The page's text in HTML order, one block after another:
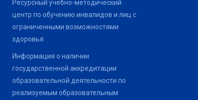
Ресурсный учебно-методический
центр по обучению инвалидов и лиц с
ограниченными возможностями
здоровья
Информация о наличии
государственной аккредитации
образовательной деятельности по
реализуемым образовательным